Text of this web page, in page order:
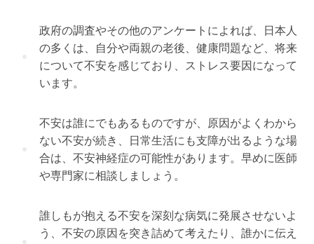
政府の調査やその他のアンケートによれば、日本人
の多くは、自分や両親の老後、健康問題など、将来
について不安を感じており、ストレス要因になって
います。
不安は誰にでもあるものですが、原因がよくわから
ない不安が続き、日常生活にも支障が出るような場
合は、不安神経症の可能性があります。早めに医師
や専門家に相談しましょう。
誰しもが抱える不安を深刻な病気に発展させないよ
う、不安の原因を突き詰めて考えたり、誰かに伝え